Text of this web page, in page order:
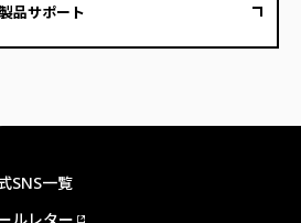
製品サポート
SNS一覧
ルレター